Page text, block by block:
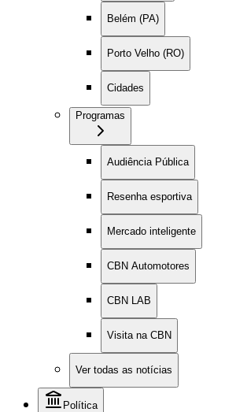
Belém (PA)
Porto Velho (RO)
Cidades
Programas
Audiência Pública
Resenha esportiva
Mercado inteligente
CBN Automotores
CBN LAB
Visita na CBN
Ver todas as notícias
Política